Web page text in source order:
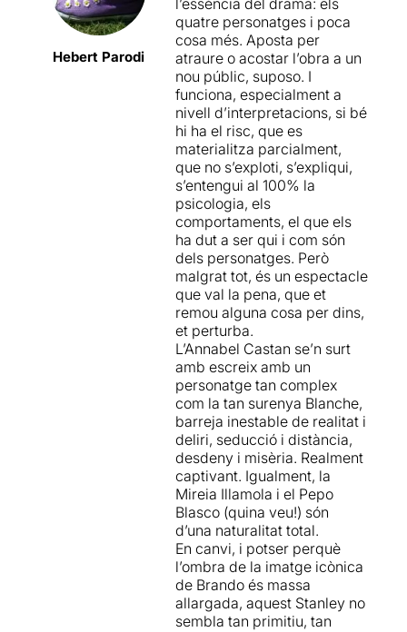
estrenar en el darrer Grec.
Ara tornen amb un d'ells, el
gran Tennessee Williams
adapten precisament una de
les seves peces més
emblemàtiques. La idea de
reduir l'obra als quatre
personatges principals ha
jugat a favor, i podríem dir
que malgrat retallades o
manipulacions l'essència de
l'autor i d'aquest magnífic
text resten intactes. Una
altra cosa és la posada en
escena, que tot i que parteix
d'un minimalisme
interessant, crec que no
acaba d'explotar totes les
seves cartes. Aquella
banyera del fons, símbol de
tantes coses, podia haver
tingut més usos que els que
se li acaben donant...
Pel que fa a la interpretació,
crec que Annabel
Castanaconsegueix un
treball meritori, sobretot si
tenim en compte que la
Blanche Dubois és un dels
personatges femenins més
complicats i delicats de la
història del teatre.
Stanley Kowalski també és
un personatge complex dins
Hebert Parodi
quatre personatges i poca
cosa més. Aposta per
atraure o acostar l’obra a un
nou públic, suposo. I
funciona, especialment a
nivell d’interpretacions, si bé
hi ha el risc, que es
materialitza parcialment,
que no s’exploti, s’expliqui,
s’entengui al 100% la
psicologia, els
comportaments, el que els
ha dut a ser qui i com són
dels personatges. Però
malgrat tot, és un espectacle
que val la pena, que et
remou alguna cosa per dins,
et perturba.
L’Annabel Castan se’n surt
amb escreix amb un
personatge tan complex
com la tan surenya Blanche,
barreja inestable de realitat i
deliri, seducció i distància,
desdeny i misèria. Realment
captivant. Igualment, la
Mireia Illamola i el Pepo
Blasco (quina veu!) són
d’una naturalitat total.
En canvi, i potser perquè
l’ombra de la imatge icònica
de Brando és massa
allargada, aquest Stanley no
sembla tan primitiu, tan